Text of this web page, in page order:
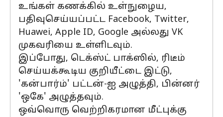
உங்கள் கணக்கில் உள்நுழைய,
பதிவுசெய்யப்பட்ட Facebook, Twitter,
Huawei, Apple ID, Google அல்லது VK
முகவரியை உள்ளிடவும்.
இப்போது, டெக்ஸ்ட் பாக்ஸில், ரிடீம்
செய்யக்கூடிய குறியீட்டை இட்டு,
'கன்பார்ம்' பட்டன்-ஐ அழுத்தி, பின்னர்
'ஒகே' அழுத்தவும்.
ஒவ்வொரு வெற்றிகரமான மீட்புக்கு